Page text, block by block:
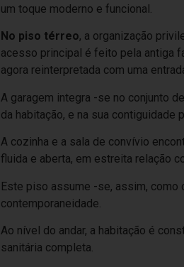
um toque moderno e funcional.
No piso térreo, a organização
acesso principal é feito pela antiga
agora reinterpretada com uma
A garagem integra -se no conjunto
da habitação, e na sua contiguidade
A cozinha e a sala de convívio
fluida e aberta, em estreita relação
Este piso assume -se, assim, como
contemporaneidade.
Ao nível do andar, a habitação é
sanitária completa.